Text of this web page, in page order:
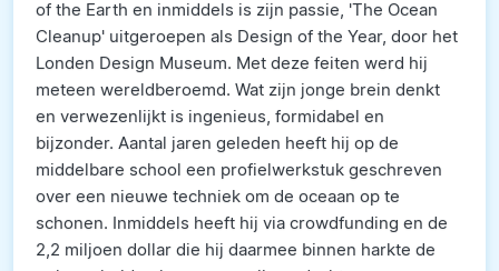
of the Earth en inmiddels is zijn passie, 'The Ocean
Cleanup' uitgeroepen als Design of the Year, door het
Londen Design Museum. Met deze feiten werd hij
meteen wereldberoemd. Wat zijn jonge brein denkt
en verwezenlijkt is ingenieus, formidabel en
bijzonder. Aantal jaren geleden heeft hij op de
middelbare school een profielwerkstuk geschreven
over een nieuwe techniek om de oceaan op te
schonen. Inmiddels heeft hij via crowdfunding en de
2,2 miljoen dollar die hij daarmee binnen harkte de